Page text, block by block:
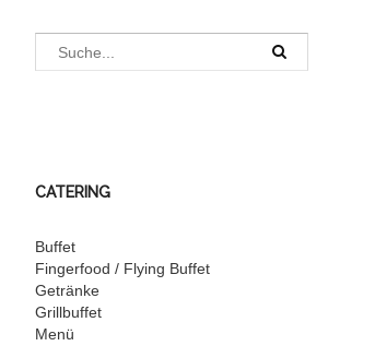
CATERING
Buffet
Fingerfood / Flying Buffet
Getränke
Grillbuffet
Menü